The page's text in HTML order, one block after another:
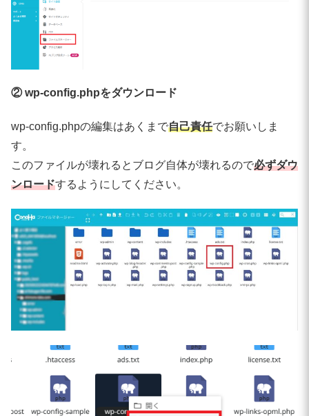
② wp-config.phpをダウンロード
wp-config.phpの編集はあくまで自己責任でお願いしま
す。
このファイルが壊れるとブログ自体が壊れるので必ずダウ
ンロードするようにしてください。